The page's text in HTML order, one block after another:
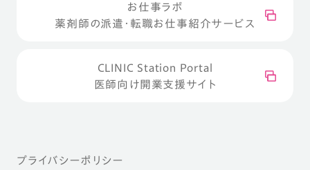
お仕事ラボ
薬剤師の派遣・転職お仕事紹介サービス
CLINIC Station Portal
医師向け開業支援サイト
プライバシーポリシー